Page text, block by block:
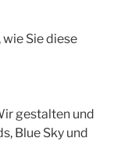
Sie diese
gestalten und
Blue Sky und